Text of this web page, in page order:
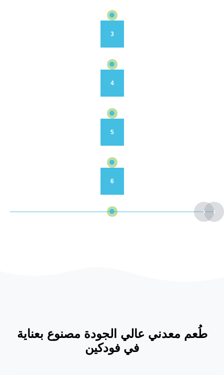
3
4
5
6
طُعم معدني عالي الجودة مصنوع بعناية
في فودكين